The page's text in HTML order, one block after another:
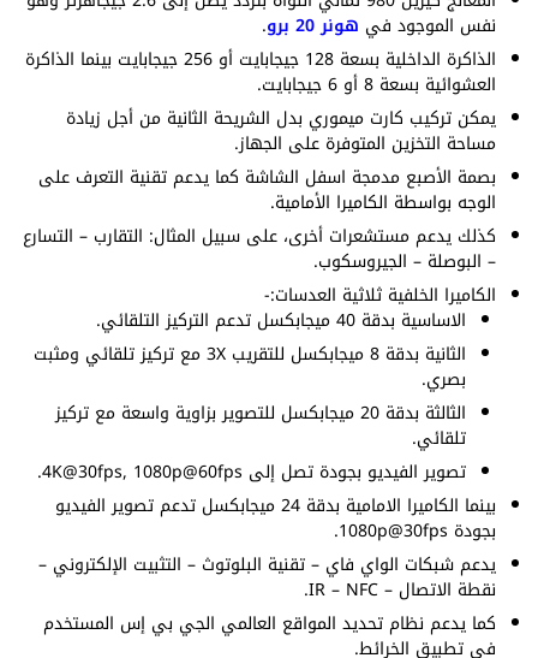
نفس الموجود في هونر 20 برو
.
الذاكرة الداخلية بسعة 128 جيجابايت أو 256 جيجابايت بينما الذاكرة
العشوائية بسعة 8 أو 6 جيجابايت.
يمكن تركيب كارت ميموري بدل الشريحة الثانية من أجل زيادة
مساحة التخزين المتوفرة على الجهاز.
بصمة الأصبع مدمجة اسفل الشاشة كما يدعم تقنية التعرف على
الوجه بواسطة الكاميرا الأمامية.
كذلك يدعم مستشعرات أخرى، على سبيل المثال: التقارب – التسارع
– البوصلة – الجيروسكوب.
الكاميرا الخلفية ثلاثية العدسات:-
الاساسية بدقة 40 ميجابكسل تدعم التركيز التلقائي.
الثانية بدقة 8 ميجابكسل للتقريب 3X مع تركيز تلقائي ومثبت
بصري.
الثالثة بدقة 20 ميجابكسل للتصوير بزاوية واسعة مع تركيز
تلقائي.
تصوير الفيديو بجودة تصل إلى 4K@30fps, 1080p@60fps.
بينما الكاميرا الامامية بدقة 24 ميجابكسل تدعم تصوير الفيديو
بجودة 1080p@30fps.
يدعم شبكات الواي فاي – تقنية البلوتوث – التثبيت الإلكتروني –
نقطة الاتصال – IR – NFC.
كما يدعم نظام تحديد المواقع العالمي الجي بي إس المستخدم
في تطبيق الخرائط.